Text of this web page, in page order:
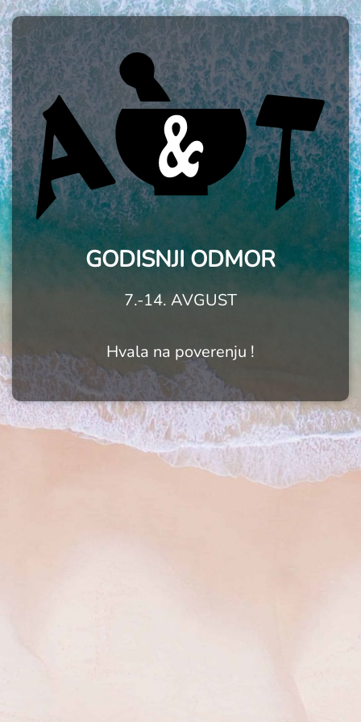
GODISNJI ODMOR
7.-14. AVGUST
Hvala na poverenju !